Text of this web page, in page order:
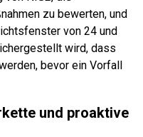
zu bewerten, und
von 24 und
wird, dass
bevor ein Vorfall
und proaktive